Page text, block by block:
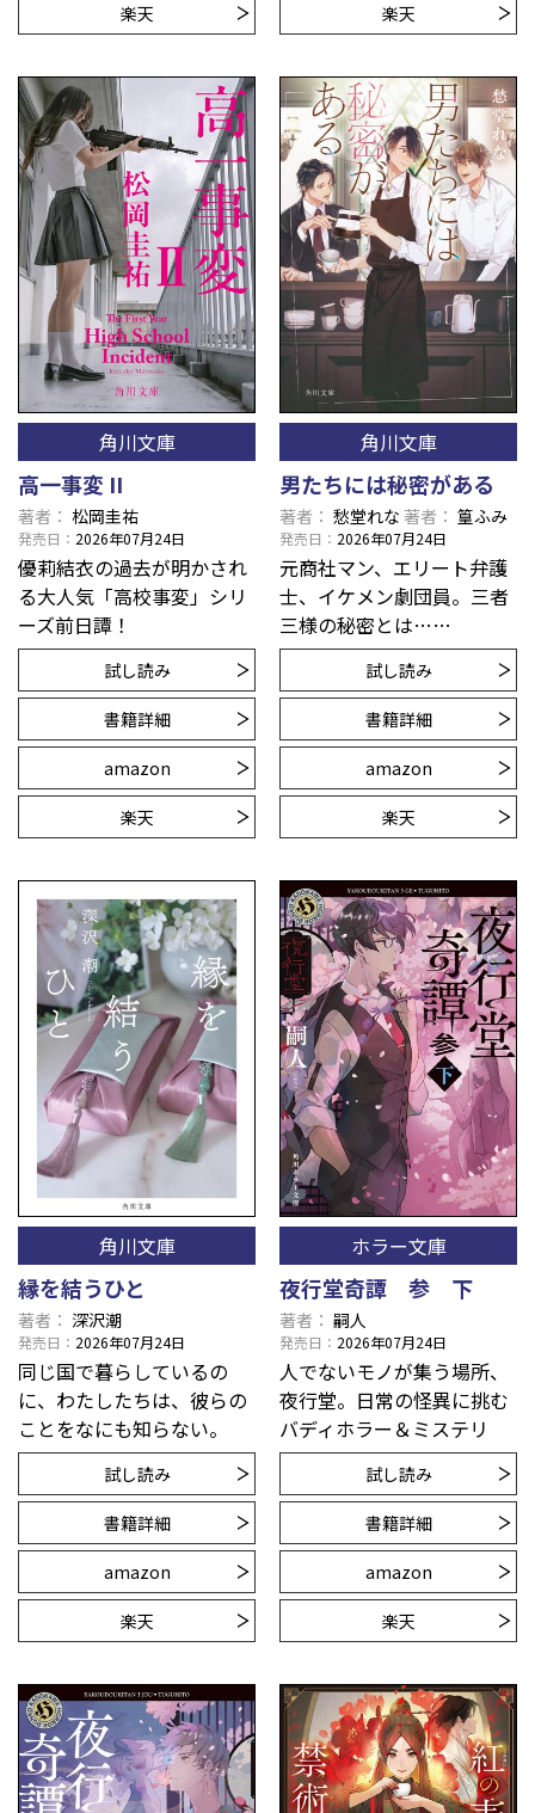
楽天 楽天
角川文庫
高一事変 II
著者 松岡圭祐
発売日 2026年07月24日
優莉結衣の過去が明かされ
る大人気「高校事変」シリ
ーズ前日譚！
試し読み
書籍詳細
amazon
楽天
角川文庫
男たちには秘密がある
著者 愁堂れな 著者 篁ふみ
発売日 2026年07月24日
元商社マン、エリート弁護
士、イケメン劇団員。三者
三様の秘密とは……
試し読み
書籍詳細
amazon
楽天
角川文庫
縁を結うひと
著者 深沢潮
発売日 2026年07月24日
同じ国で暮らしているの
に、わたしたちは、彼らの
ことをなにも知らない。
試し読み
書籍詳細
amazon
楽天
ホラー文庫
夜行堂奇譚 参 下
著者 嗣人
発売日 2026年07月24日
人でないモノが集う場所、
夜行堂。日常の怪異に挑む
バディホラー＆ミステリ
試し読み
書籍詳細
amazon
楽天